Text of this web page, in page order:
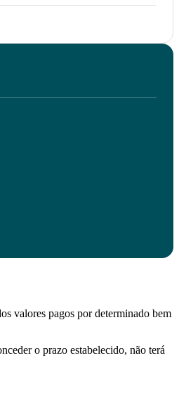
valores pagos por determinado bem
o prazo estabelecido, não terá